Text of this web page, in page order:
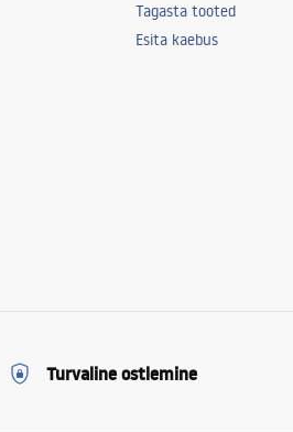
Tagasta tooted
Esita kaebus
Turvaline ostlemine